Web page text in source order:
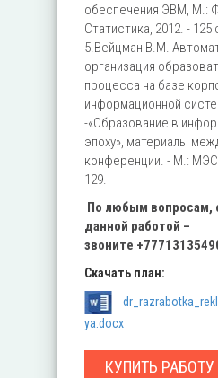
обеспечения ЭВМ, М.:
Статистика, 2012. - 125
5.Вейцман В.М.
организация
процесса на базе
информационной
-«Образование в
эпоху», материалы
конференции. - М.:
129.
По любым вопросам,
данной работой –
звоните
Скачать план:
ya.docx
КУПИТЬ РАБОТУ